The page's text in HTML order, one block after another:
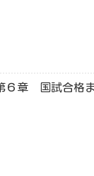
６章 国試合格